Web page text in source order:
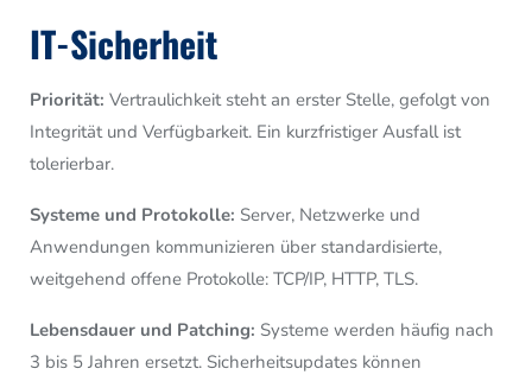
IT-Sicherheit
Priorität: Vertraulichkeit steht an erster Stelle, gefolgt von
Integrität und Verfügbarkeit. Ein kurzfristiger Ausfall ist
tolerierbar.
Systeme und Protokolle: Server, Netzwerke und
Anwendungen kommunizieren über standardisierte,
weitgehend offene Protokolle: TCP/IP, HTTP, TLS.
Lebensdauer und Patching: Systeme werden häufig nach
3 bis 5 Jahren ersetzt. Sicherheitsupdates können